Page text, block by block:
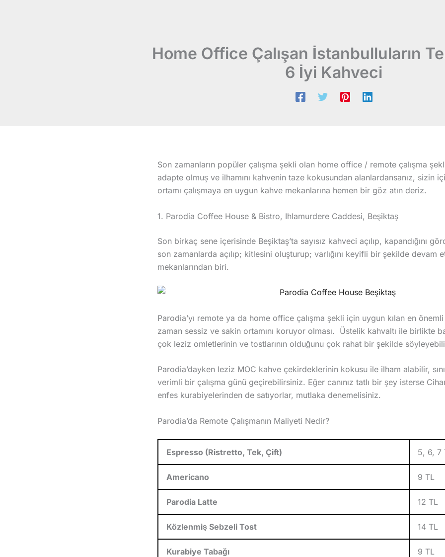
Home Office Çalışan İstanbulluların
6 İyi Kahveci
Son zamanların popüler çalışma şekli olan home office / remote çalışma
adapte olmuş ve ilhamını kahvenin taze kokusundan alanlardansanız, sizin
ortamı çalışmaya en uygun kahve mekanlarına hemen bir göz atın deriz.
1. Parodia Coffee House & Bistro, Ihlamurdere Caddesi, Beşiktaş
Son birkaç sene içerisinde Beşiktaş’ta sayısız kahveci açılıp, kapandığını
son zamanlarda açılıp; kitlesini oluşturup; varlığını keyifli bir şekilde devam
mekanlarından biri.
Parodia’yı remote ya da home office çalışma şekli için uygun kılan en
zaman sessiz ve sakin ortamını koruyor olması. Üstelik kahvaltı ile birlikte
çok leziz omletlerinin ve tostlarının olduğunu çok rahat bir şekilde
Parodia’dayken leziz MOC kahve çekirdeklerinin kokusu ile ilham alabilir,
verimli bir çalışma günü geçirebilirsiniz. Eğer canınız tatlı bir şey isterse
enfes kurabiyelerinden de satıyorlar, mutlaka denemelisiniz.
Parodia’da Remote Çalışmanın Maliyeti Nedir?
Espresso (Ristretto, Tek, Çift) 5, 6, 7
Americano 9 TL
Parodia Latte 12 TL
Közlenmiş Sebzeli Tost 14 TL
Kurabiye Tabağı 9 TL